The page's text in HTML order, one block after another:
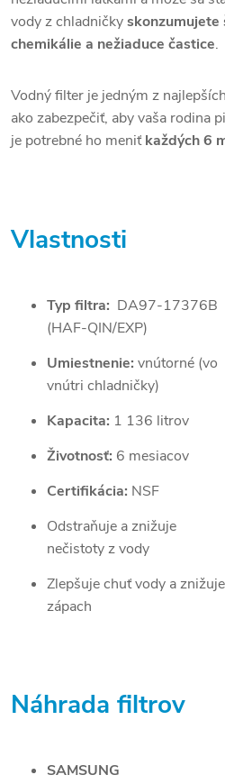
vody z chladničky
chemikálie a nežiaduce častice.
Vodný filter je jedným z
ako zabezpečiť, aby vaša rodina
je potrebné ho meniťkaždých6
Vlastnosti
Typ filtra: DA97-17376B
(HAF-QIN/EXP)
Umiestnenie: vnútorné (vo
vnútri chladničky)
Kapacita: 1 136 litrov
Životnosť: 6 mesiacov
Certifikácia: NSF
Odstraňuje a znižuje
nečistoty z vody
Zlepšuje chuť vody a znižuje
zápach
Náhrada filtrov
SAMSUNG